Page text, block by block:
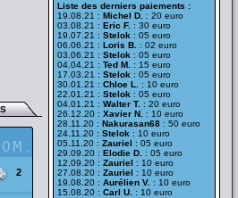
2
Liste des derniers paiements :
19.08.21 : Michel D.
: 20 euro
03.08.21 : Eric F. : 30 euro
19.07.21 : Stelok : 05 euro
06.06.21 : Loris B.
: 02 euro
03.06.21 : Stelok : 05 euro
04.04.21 : Ted M.
: 15 euro
17.03.21 : Stelok : 05 euro
30.01.21 : Chloe L.
: 10 euro
22.01.21 : Stelok : 05 euro
04.01.21 : Walter T. : 20 euro
26.12.20 : Xavier N.
: 10 euro
28.11.20 : Nakurasan68 : 50 euro
24.11.20 : Stelok : 10 euro
05.11.20 : Zauriel : 05 euro
29.09.20 : Elodie D.
: 05 euro
12.09.20 : Zauriel : 10 euro
27.08.20 : Zauriel : 10 euro
19.08.20 : Aurélien V. : 10 euro
15.08.20 : Carl U.
: 10 euro